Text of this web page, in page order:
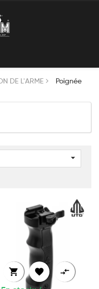
DE L'ARME Poignée

  